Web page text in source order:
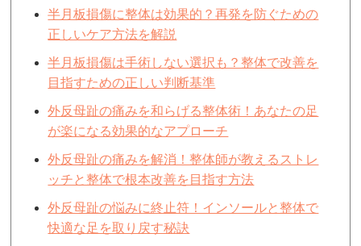
半月板損傷に整体は効果的？再発を防ぐための
正しいケア方法を解説
半月板損傷は手術しない選択も？整体で改善を
目指すための正しい判断基準
外反母趾の痛みを和らげる整体術！あなたの足
が楽になる効果的なアプローチ
外反母趾の痛みを解消！整体師が教えるストレ
ッチと整体で根本改善を目指す方法
外反母趾の悩みに終止符！インソールと整体で
快適な足を取り戻す秘訣